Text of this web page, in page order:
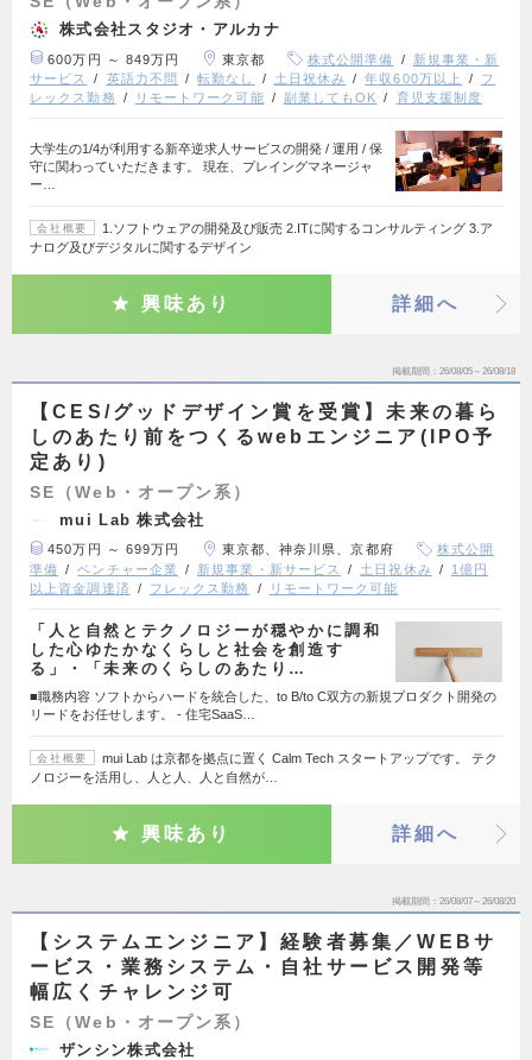
株式会社スタジオ・アルカナ
600万円 ～ 849万円 東京都 株式公開準備
新規事業・新
サービス
英語力不問 転勤なし 土日祝休み 年収600万以上
フ
レックス勤務
リモートワーク可能 副業してもOK 育児支援制度
大学生の1/4が利用する新卒逆求人サービスの開発 / 運用 / 保
守に関わっていただきます。 現在、プレイングマネージャ
ー…
会社概要
1.ソフトウェアの開発及び販売 2.ITに関するコンサルティング 3.ア
ナログ及びデジタルに関するデザイン
興味あり 詳細へ
掲載期間 26/08/05～26/08/18
【CES/グッドデザイン賞を受賞】未来の暮ら
しのあたり前をつくるwebエンジニア(IPO予
定あり)
SE（Web・オープン系）
mui Lab 株式会社
450万円 ～ 699万円 東京都、神奈川県、京都府
株式公開
準備
ベンチャー企業 新規事業・新サービス 土日祝休み
1億円
以上資金調達済
フレックス勤務 リモートワーク可能
「⼈と⾃然とテクノロジーが穏やかに調和
した⼼ゆたかなくらしと社会を創造す
る」・「未来のくらしのあたり…
■職務内容 ソフトからハードを統合した、to B/to C双方の新規プロダクト開発の
リードをお任せします。 - 住宅SaaS…
会社概要
mui Lab は京都を拠点に置く Calm Tech スタートアップです。 テク
ノロジーを活用し、人と人、人と自然が…
興味あり 詳細へ
掲載期間 26/08/07～26/08/20
【システムエンジニア】経験者募集／WEBサ
ービス・業務システム・自社サービス開発等
幅広くチャレンジ可
SE（Web・オープン系）
ザンシン株式会社